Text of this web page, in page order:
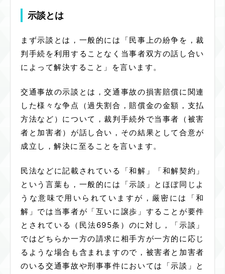
示談とは
まず示談とは，一般的には「民事上の紛争を，裁
判手続を利用することなく当事者双方の話し合い
によって解決すること」を言います。
交通事故の示談とは，交通事故の損害賠償に関連
した様々な争点（過失割合，賠償金の金額，支払
方法など）について，裁判手続外で当事者（被害
者と加害者）が話し合い，その結果として合意が
成立し，解決に至ることを言います。
民法などに記載されている「和解」「和解契約」
という言葉も，一般的には「示談」とほぼ同じよ
うな意味で用いられていますが，厳密には「和
解」では当事者が「互いに譲歩」することが要件
とされている（民法695条）のに対し，「示談」
ではどちらか一方の請求に相手方が一方的に応じ
るような場合も含まれますので，被害者と加害者
のいる交通事故や刑事事件においては「示談」と